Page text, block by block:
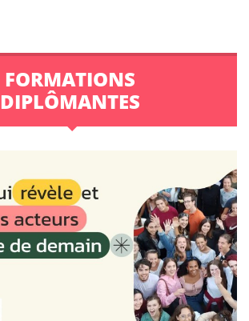
FORMATIONS
DIPLÔMANTES